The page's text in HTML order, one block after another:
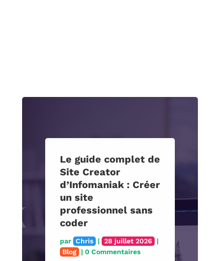
Le guide complet de
Site Creator
d’Infomaniak : Créer
un site
professionnel sans
coder
par Chris | 28 juillet 2026 |
Blog | 0 Commentaires